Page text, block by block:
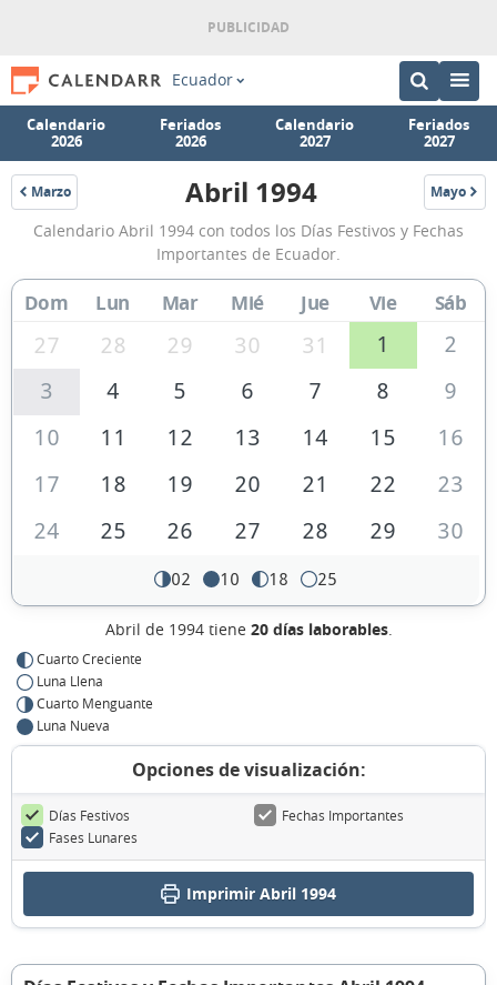
Ecuador
Calendario
2026
Feriados
2026
Calendario
2027
Feriados
2027
Marzo
1994
Calendario
Abril
1994
de
Ecuador
Abril 1994 Mayo
1994
Calendario Abril 1994 con todos los Días Festivos y Fechas
Importantes de Ecuador.
Dom Lun Mar Mié Jue Vie Sáb
27 28 29 30 31 1
2
3
4 5 6 7 8
9
10
11 12 13 14 15
16
17
18 19 20 21 22
23
24
25 26 27 28 29 30
02 10 18 25
Abril de 1994 tiene 20 días laborables.
Cuarto Creciente
Luna Llena
Cuarto Menguante
Luna Nueva
Opciones de visualización:
Días Festivos
Fechas Importantes
Fases Lunares
Imprimir Abril 1994